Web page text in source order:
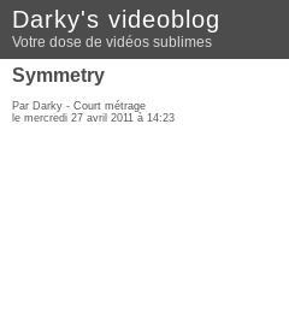
Darky's videoblog
Votre dose de vidéos sublimes
Symmetry
Par Darky - Court métrage
le mercredi 27 avril 2011 à 14:23